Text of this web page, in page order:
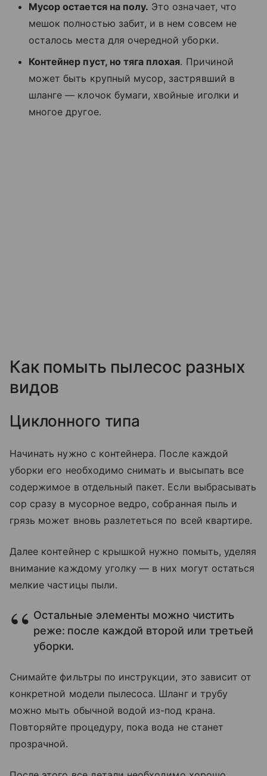
Мусор остается на полу. Это означает, что
мешок полностью забит, и в нем совсем не
осталось места для очередной уборки.
Контейнер пуст, но тяга плохая. Причиной
может быть крупный мусор, застрявший в
шланге — клочок бумаги, хвойные иголки и
многое другое.
Как помыть пылесос разных
видов
Циклонного типа
Начинать нужно с контейнера. После каждой
уборки его необходимо снимать и высыпать все
содержимое в отдельный пакет. Если выбрасывать
сор сразу в мусорное ведро, собранная пыль и
грязь может вновь разлететься по всей квартире.
Далее контейнер с крышкой нужно помыть, уделяя
внимание каждому уголку — в них могут остаться
мелкие частицы пыли.
Остальные элементы можно чистить
реже: после каждой второй или третьей
уборки.
Снимайте фильтры по инструкции, это зависит от
конкретной модели пылесоса. Шланг и трубу
можно мыть обычной водой из-под крана.
Повторяйте процедуру, пока вода не станет
прозрачной.